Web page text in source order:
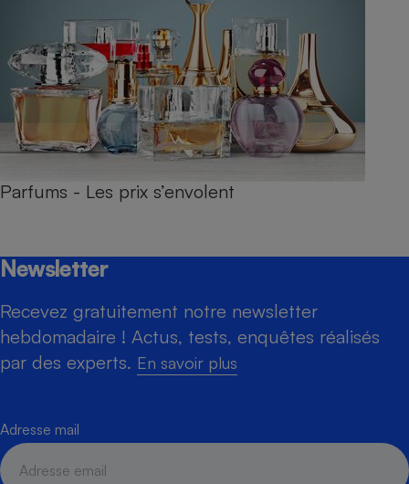
Parfums - Les prix s’envolent
Newsletter
Recevez gratuitement notre newsletter
hebdomadaire ! Actus, tests, enquêtes réalisés
par des experts. En savoir plus
Adresse mail